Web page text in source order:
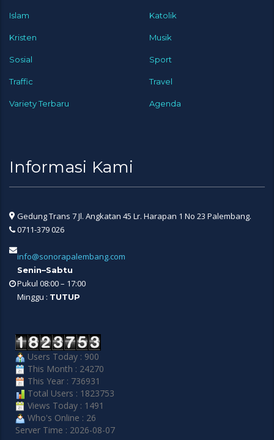
Islam Katolik
Kristen Musik
Sosial Sport
Traffic Travel
Variety Terbaru Agenda
Informasi Kami
Gedung Trans 7 Jl. Angkatan 45 Lr. Harapan 1 No 23 Palembang.
0711-379 026
info@sonorapalembang.com
Senin–Sabtu
Pukul 08:00 – 17:00
Minggu : TUTUP
Users Today : 900
This Month : 24270
This Year : 736931
Total Users : 1823753
Views Today : 1491
Who's Online : 26
Server Time : 2026-08-07